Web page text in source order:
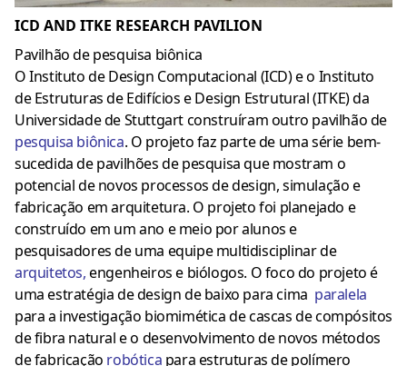
ICD AND ITKE RESEARCH PAVILION
Pavilhão de pesquisa biônica
O Instituto de Design Computacional (ICD) e o Instituto
de Estruturas de Edifícios e Design Estrutural (ITKE) da
Universidade de Stuttgart construíram outro pavilhão de
pesquisa biônica. O projeto faz parte de uma série bem-
sucedida de pavilhões de pesquisa que mostram o
potencial de novos processos de design, simulação e
fabricação em arquitetura. O projeto foi planejado e
construído em um ano e meio por alunos e
pesquisadores de uma equipe multidisciplinar de
arquitetos,engenheiros e biólogos. O foco do projeto é
uma estratégia de design de baixo para cima paralela
para a investigação biomimética de cascas de compósitos
de fibra natural e o desenvolvimento de novos métodos
de fabricação robótica para estruturas de polímero